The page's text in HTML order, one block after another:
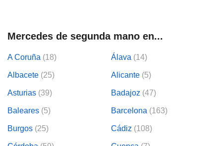
Mercedes de segunda mano en...
A Coruña (18) Álava (14)
Albacete (25) Alicante (5)
Asturias (39) Badajoz (47)
Baleares (5) Barcelona (163)
Burgos (25) Cádiz (108)